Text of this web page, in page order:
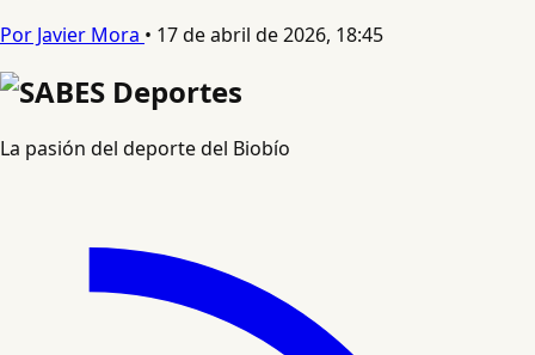
Por Javier Mora • 17 de abril de 2026, 18:45
La pasión del deporte del Biobío